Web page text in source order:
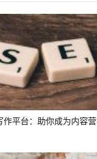
品，将经典文学传
够促进文学作品的
作。读者可以根据
针对性和独特性，
作平台：助你成为内容